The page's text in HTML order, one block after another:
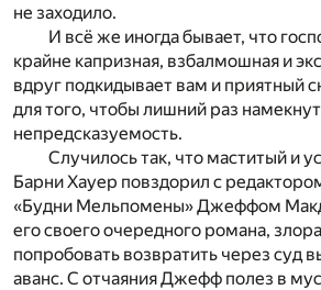
не заходило.
И всё же иногда бывает, что
крайне капризная, взбалмошная и
вдруг подкидывает вам и приятный
для того, чтобы лишний раз
непредсказуемость.
Случилось так, что маститый и
Барни Хауер повздорил с
«Будни Мельпомены» Джеффом
его своего очередного романа,
попробовать возвратить через суд
аванс. С отчаяния Джефф полез в